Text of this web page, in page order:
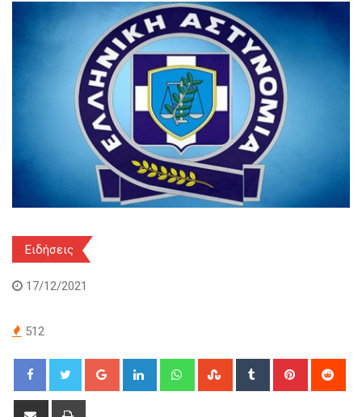
Ειδήσεις
17/12/2021
512
Google+ LinkedIn WhatsappStumbleUpon
Tumblr Pinterest
Share